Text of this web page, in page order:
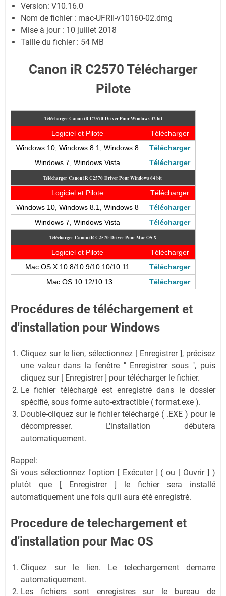
Version: V10.16.0
Nom de fichier : mac-UFRII-v10160-02.dmg
Mise à jour : 10 juillet 2018
Taille du fichier : 54 MB
Canon iR C2570 Télécharger
Pilote
Télécharger Canon iR C2570 Driver Pour Windows 32 bit
Logiciel et Pilote
Télécharger
Windows 10, Windows 8.1, Windows 8
Télécharger
Windows 7, Windows Vista
Télécharger
Télécharger Canon iR C2570 Driver Pour Windows 64 bit
Logiciel et Pilote
Télécharger
Windows 10, Windows 8.1, Windows 8
Télécharger
Windows 7, Windows Vista
Télécharger
Télécharger Canon iR C2570 Driver Pour Mac OS X
Logiciel et Pilote
Télécharger
Mac OS X 10.8/10.9/10.10/10.11
Télécharger
Mac OS 10.12/10.13
Télécharger
Procédures de téléchargement et
d'installation pour Windows
Cliquez sur le lien, sélectionnez [ Enregistrer ], précisez
une valeur dans la fenêtre " Enregistrer sous ", puis
cliquez sur [ Enregistrer ] pour télécharger le fichier.
Le fichier téléchargé est enregistré dans le dossier
spécifié, sous forme auto-extractible ( format.exe ).
Double-cliquez sur le fichier téléchargé ( .EXE ) pour le
décompresser. L'installation débutera
automatiquement.
Rappel:
Si vous sélectionnez l'option [ Exécuter ] ( ou [ Ouvrir ] )
plutôt que [ Enregistrer ] le fichier sera installé
automatiquement une fois qu'il aura été enregistré.
Procedure de telechargement et
d'installation pour Mac OS
Cliquez sur le lien. Le telechargement demarre
automatiquement.
Les fichiers sont enregistres sur le bureau de